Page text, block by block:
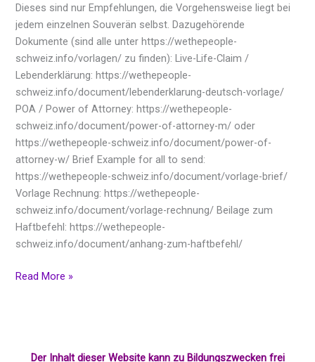
Dieses sind nur Empfehlungen, die Vorgehensweise liegt bei
jedem einzelnen Souverän selbst. Dazugehörende
Dokumente (sind alle unter https://wethepeople-
schweiz.info/vorlagen/ zu finden): Live-Life-Claim /
Lebenderklärung: https://wethepeople-
schweiz.info/document/lebenderklarung-deutsch-vorlage/
POA / Power of Attorney: https://wethepeople-
schweiz.info/document/power-of-attorney-m/ oder
https://wethepeople-schweiz.info/document/power-of-
attorney-w/ Brief Example for all to send:
https://wethepeople-schweiz.info/document/vorlage-brief/
Vorlage Rechnung: https://wethepeople-
schweiz.info/document/vorlage-rechnung/ Beilage zum
Haftbefehl: https://wethepeople-
schweiz.info/document/anhang-zum-haftbefehl/
Read More »
Der Inhalt dieser Website kann zu Bildungszwecken frei